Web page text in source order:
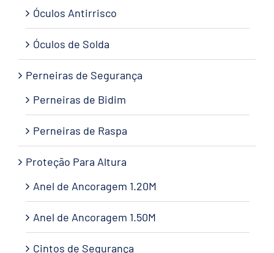
Óculos Antirrisco
Óculos de Solda
Perneiras de Segurança
Perneiras de Bidim
Perneiras de Raspa
Proteção Para Altura
Anel de Ancoragem 1.20M
Anel de Ancoragem 1.50M
Cintos de Segurança